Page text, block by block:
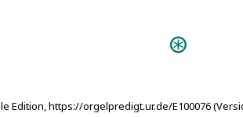
Edition, https://orgelpredigt.ur.de/E100076